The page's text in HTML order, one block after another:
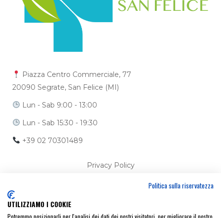
Piazza Centro Commerciale, 77
20090 Segrate, San Felice (MI)
Lun - Sab 9:00 - 13:00
Lun - Sab 15:30 - 19:30
+39 02 70301489
Privacy Policy
Ci trovi anche su
Politica sulla riservatezza
UTILIZZIAMO I COOKIE
Potremmo posizionarli per l'analisi dei dati dei nostri visitatori, per migliorare il nostro